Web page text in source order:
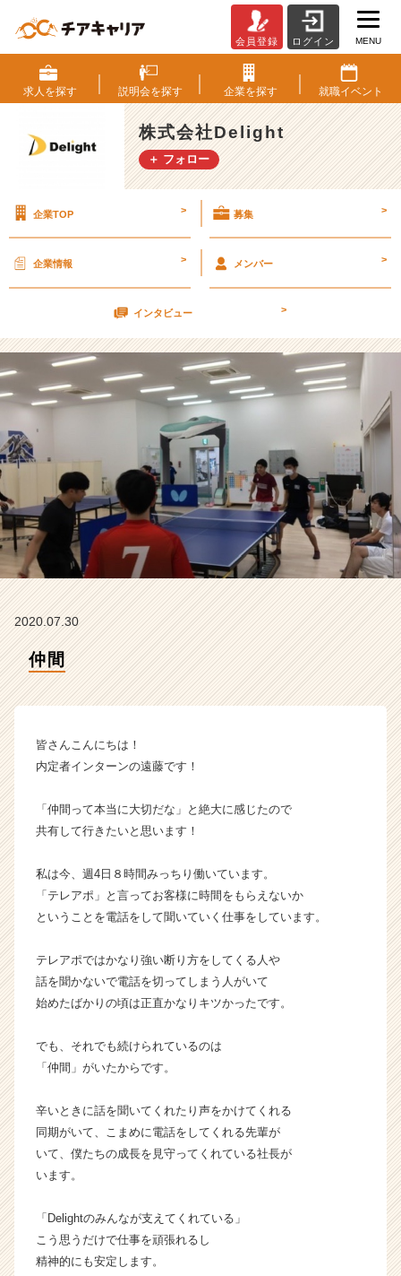
間
【株
式
会
社
D
g
の
タ
ム
イ
ン】
ベ
ン
チ
ャ
ー・
成
長
企
ト
く
活
イ
チ
ア
キ
リ
（C
h
e
r
e
e
会員登録 ログイン MENU
求人を探す 説明会を探す 企業を探す 就職イベント
株式会社Delight
＋ フォロー
企業TOP > 募集 >
企業情報 > メンバー >
インタビュー >
2020.07.30
仲間
皆さんこんにちは！
内定者インターンの遠藤です！
「仲間って本当に大切だな」と絶大に感じたので
共有して行きたいと思います！
私は今、週4日８時間みっちり働いています。
「テレアポ」と言ってお客様に時間をもらえないか
ということを電話をして聞いていく仕事をしています。
テレアポではかなり強い断り方をしてくる人や
話を聞かないで電話を切ってしまう人がいて
始めたばかりの頃は正直かなりキツかったです。
でも、それでも続けられているのは
「仲間」がいたからです。
辛いときに話を聞いてくれたり声をかけてくれる
同期がいて、こまめに電話をしてくれる先輩が
いて、僕たちの成長を見守ってくれている社長が
います。
「Delightのみんなが支えてくれている」
こう思うだけで仕事を頑張れるし
精神的にも安定します。